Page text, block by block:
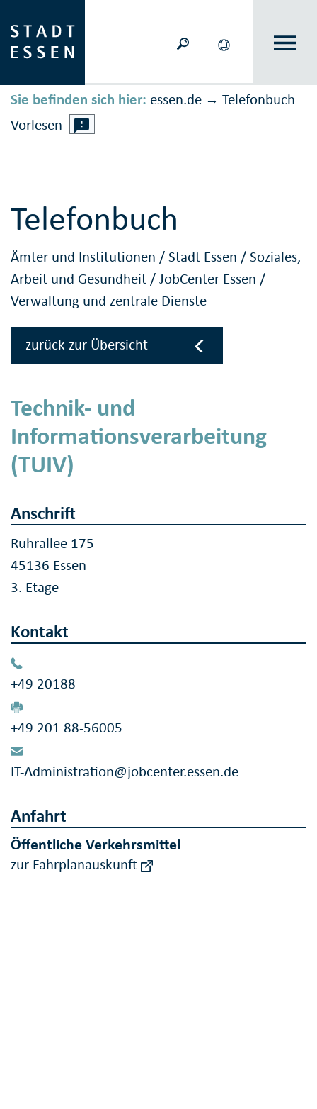
Sie befinden sich hier: essen.de → Telefonbuch
Vorlesen
Telefonbuch
Ämter und Institutionen /Stadt Essen /Soziales,
Arbeit und Gesundheit /JobCenter Essen /
Verwaltung und zentrale Dienste
zurück zur Übersicht
Technik- und
Informationsverarbeitung
(TUIV)
Anschrift
Ruhrallee 175
45136 Essen
3. Etage
Kontakt
+49 20188
+49 201 88-56005
IT-Administration@jobcenter.essen.de
Anfahrt
Öffentliche Verkehrsmittel
zur Fahrplanauskunft